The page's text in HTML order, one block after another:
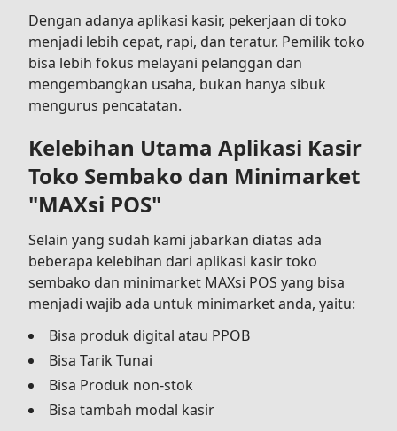
Dengan adanya aplikasi kasir, pekerjaan di toko
menjadi lebih cepat, rapi, dan teratur. Pemilik toko
bisa lebih fokus melayani pelanggan dan
mengembangkan usaha, bukan hanya sibuk
mengurus pencatatan.
Kelebihan Utama Aplikasi Kasir
Toko Sembako dan Minimarket
"MAXsi POS"
Selain yang sudah kami jabarkan diatas ada
beberapa kelebihan dari aplikasi kasir toko
sembako dan minimarket MAXsi POS yang bisa
menjadi wajib ada untuk minimarket anda, yaitu:
Bisa produk digital atau PPOB
Bisa Tarik Tunai
Bisa Produk non-stok
Bisa tambah modal kasir